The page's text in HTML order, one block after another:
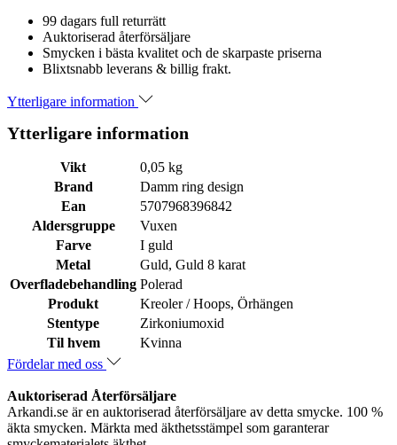
99 dagars full returrätt
Auktoriserad återförsäljare
Smycken i bästa kvalitet och de skarpaste priserna
Blixtsnabb leverans & billig frakt.
Ytterligare information
Ytterligare information
Vikt
0,05 kg
Brand
Damm ring design
Ean
5707968396842
Aldersgruppe
Vuxen
Farve
I guld
Metal
Guld, Guld 8 karat
Overfladebehandling Polerad
Produkt
Kreoler / Hoops, Örhängen
Stentype
Zirkoniumoxid
Til hvem
Kvinna
Fördelar med oss
Auktoriserad Återförsäljare
Arkandi.se är en auktoriserad återförsäljare av detta smycke. 100 %
äkta smycken. Märkta med äkthetsstämpel som garanterar